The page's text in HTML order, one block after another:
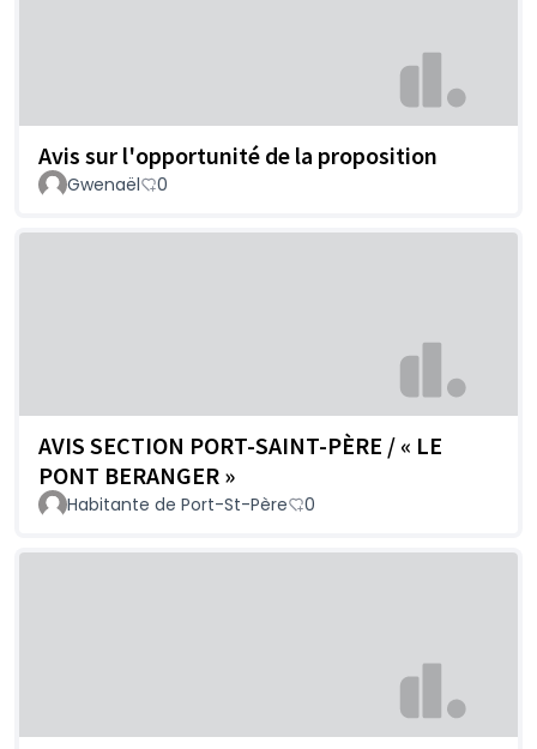
Avis sur l'opportunité de la proposition
Gwenaël 0
AVIS SECTION PORT-SAINT-PÈRE / « LE
PONT BERANGER »
Habitante de Port-St-Père 0